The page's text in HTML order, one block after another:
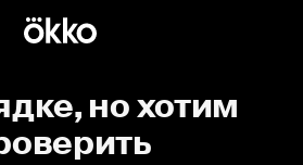
но хотим